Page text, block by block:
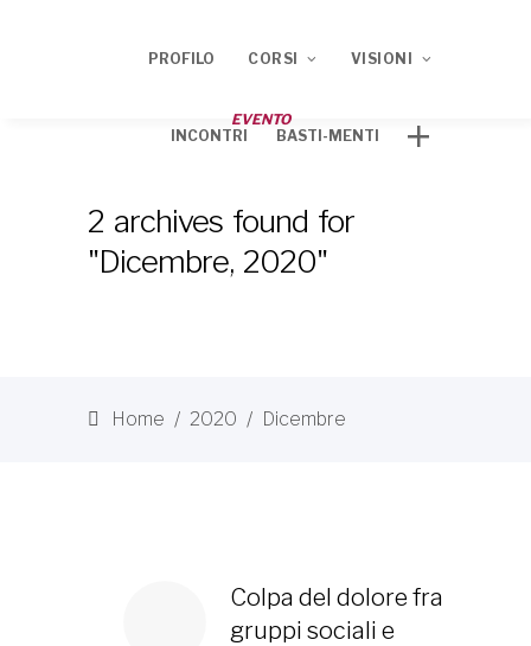
PROFILO CORSI
Corso ECM 2021
VISIONI
INCONTRI
EVENTO
BASTI-MENTI
2 archives found for
"Dicembre, 2020"
Home / 2020 / Dicembre
Colpa del dolore fra
gruppi sociali e